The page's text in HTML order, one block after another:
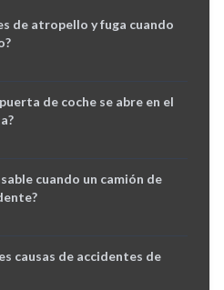
de atropello y fuga cuando
de coche se abre en el
cuando un camión de
causas de accidentes de